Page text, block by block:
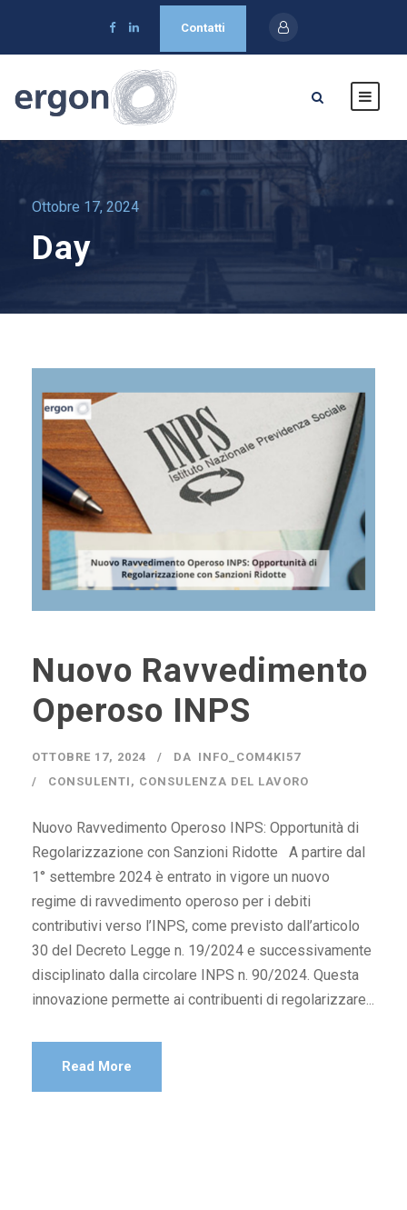
Contatti
Ottobre 17, 2024
Day
Nuovo Ravvedimento
Operoso INPS
OTTOBRE 17, 2024 DA INFO_COM4KI57
CONSULENTI , CONSULENZA DEL LAVORO
Nuovo Ravvedimento Operoso INPS: Opportunità di
Regolarizzazione con Sanzioni Ridotte A partire dal
1° settembre 2024 è entrato in vigore un nuovo
regime di ravvedimento operoso per i debiti
contributivi verso l’INPS, come previsto dall’articolo
30 del Decreto Legge n. 19/2024 e successivamente
disciplinato dalla circolare INPS n. 90/2024. Questa
innovazione permette ai contribuenti di regolarizzare...
Read More